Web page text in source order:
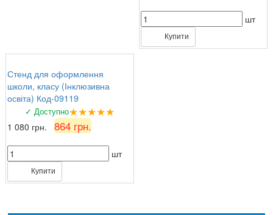
шт
Купити
Стенд для оформлення
школи, класу (Інклюзивна
освіта) Код-09119
✓ Доступно★★★★★
1 080 грн. 864 грн.
шт
Купити